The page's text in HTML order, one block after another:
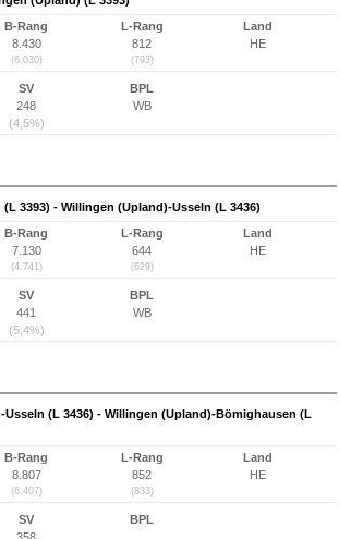
B-Rang
8.430
(6.030)
L-Rang
812
(793)
Land
HE
SV
248
(4,5%)
BPL
WB
3393) - Willingen (Upland)-Usseln (L 3436)
B-Rang
7.130
(4.741)
L-Rang
644
(629)
Land
HE
SV
441
(5,4%)
BPL
WB
(L 3436) - Willingen (Upland)-Bömighausen (L
B-Rang
8.807
(6.407)
L-Rang
852
(833)
Land
HE
SV
BPL